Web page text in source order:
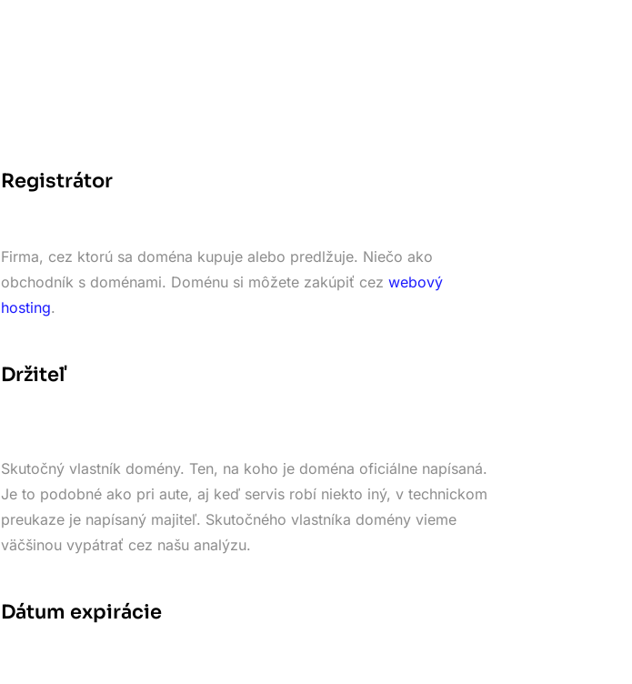
Registrátor
Firma, cez ktorú sa doména kupuje alebo predlžuje. Niečo ako
obchodník s doménami. Doménu si môžete zakúpiť cez webový
hosting.
Držiteľ
Skutočný vlastník domény. Ten, na koho je doména oficiálne napísaná.
Je to podobné ako pri aute, aj keď servis robí niekto iný, v technickom
preukaze je napísaný majiteľ. Skutočného vlastníka domény vieme
väčšinou vypátrať cez našu analýzu.
Dátum expirácie